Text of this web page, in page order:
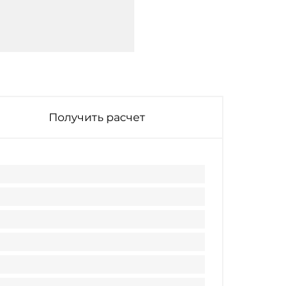
Получить расчет